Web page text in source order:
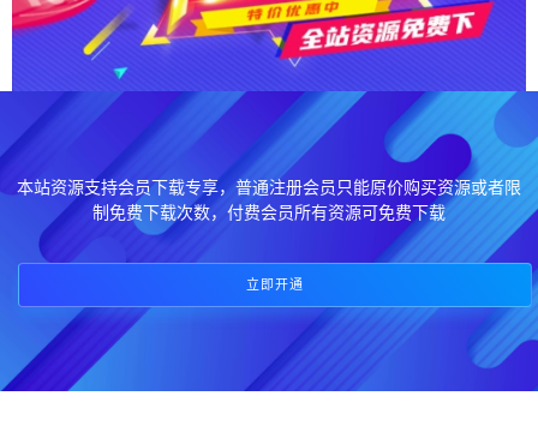
本站资源支持会员下载专享，普通注册会员只能原价购买资源或者限
制免费下载次数，付费会员所有资源可免费下载
立即开通